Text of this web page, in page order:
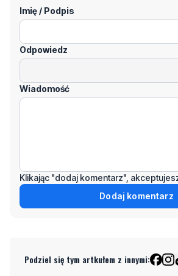
Imię / Podpis
Odpowiedz
Wiadomość
Klikając "dodaj komentarz",
Dodaj komentarz
Podziel się tym artkułem z innymi: